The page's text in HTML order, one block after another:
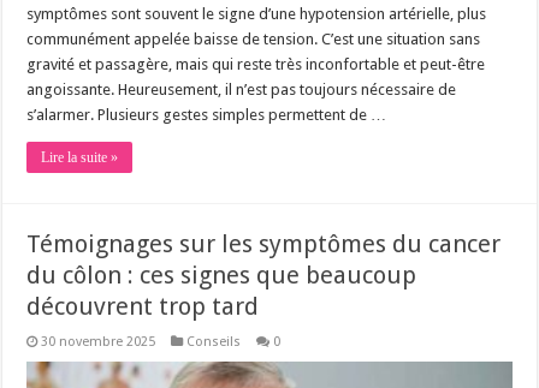
symptômes sont souvent le signe d’une hypotension artérielle, plus
communément appelée baisse de tension. C’est une situation sans
gravité et passagère, mais qui reste très inconfortable et peut-être
angoissante. Heureusement, il n’est pas toujours nécessaire de
s’alarmer. Plusieurs gestes simples permettent de …
Lire la suite »
Témoignages sur les symptômes du cancer
du côlon : ces signes que beaucoup
découvrent trop tard
30 novembre 2025 Conseils 0